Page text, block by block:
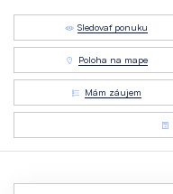
Sledovať ponuku
Poloha na mape
Mám záujem